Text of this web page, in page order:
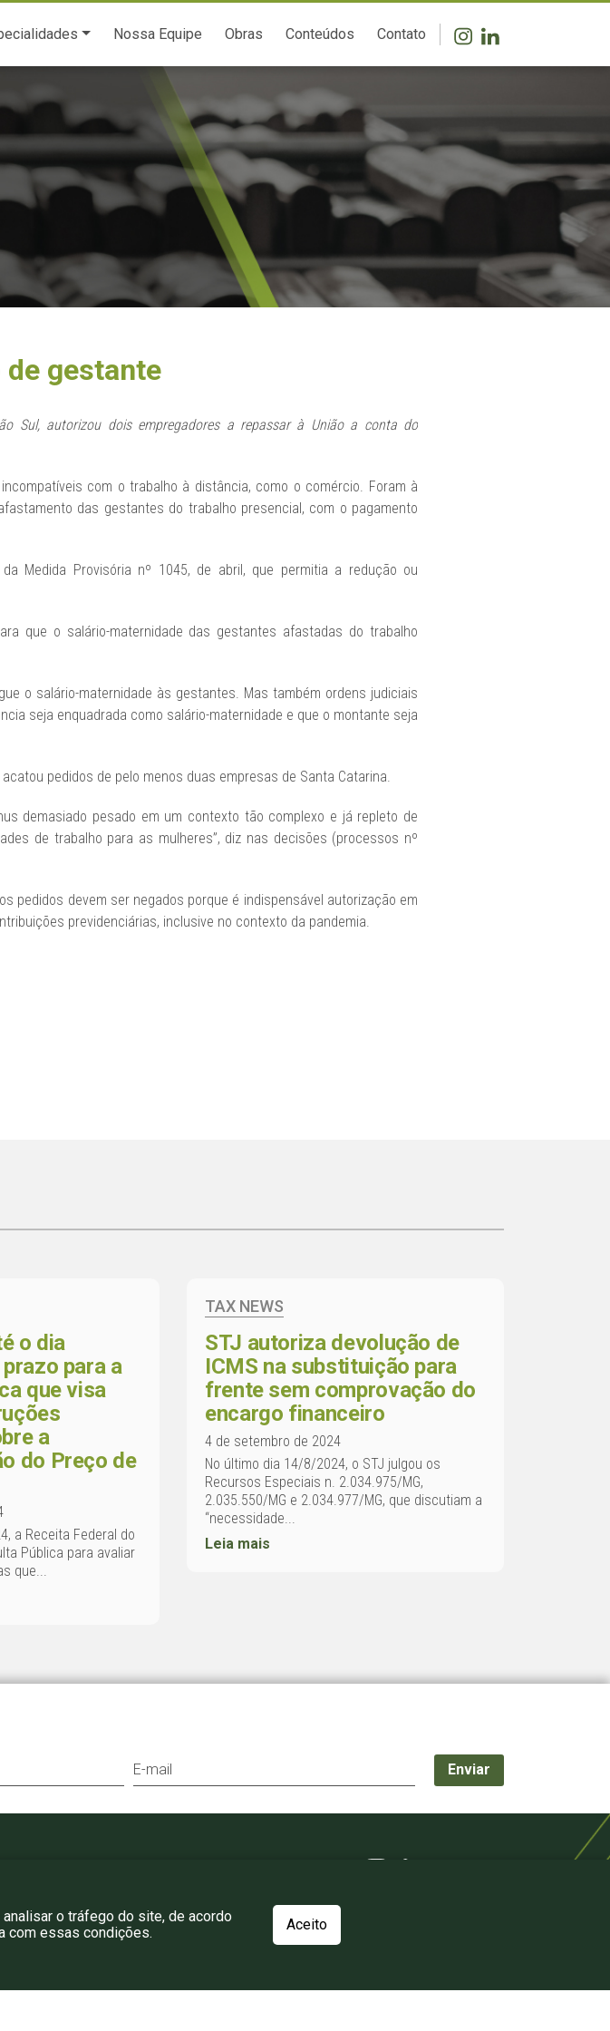
Nossa Equipe Obras Conteúdos Contato
de gestante
Sul, autorizou dois empregadores a repassar à União a conta do
com o trabalho à distância, como o comércio. Foram à
das gestantes do trabalho presencial, com o pagamento
Medida Provisória nº 1045, de abril, que permitia a redução ou
que o salário-maternidade das gestantes afastadas do trabalho
o salário-maternidade às gestantes. Mas também ordens judiciais
seja enquadrada como salário-maternidade e que o montante seja
pedidos de pelo menos duas empresas de Santa Catarina.
demasiado pesado em um contexto tão complexo e já repleto de
de trabalho para as mulheres”, diz nas decisões (processos nº
pedidos devem ser negados porque é indispensável autorização em
previdenciárias, inclusive no contexto da pandemia.
o dia
para a
que visa
a
do Preço de
a Receita Federal do
Pública para avaliar
que...
TAX NEWS
STJ autoriza devolução de
ICMS na substituição para
frente sem comprovação do
encargo financeiro
4 de setembro de 2024
No último dia 14/8/2024, o STJ julgou os
Recursos Especiais n. 2.034.975/MG,
2.035.550/MG e 2.034.977/MG, que discutiam a
“necessidade...
Leia mais
o tráfego do site, de acordo
com essas condições. Aceito